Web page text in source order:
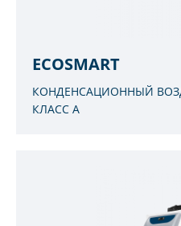
ECOSMART
КОНДЕНСАЦИОННЫЙ
КЛАСС A